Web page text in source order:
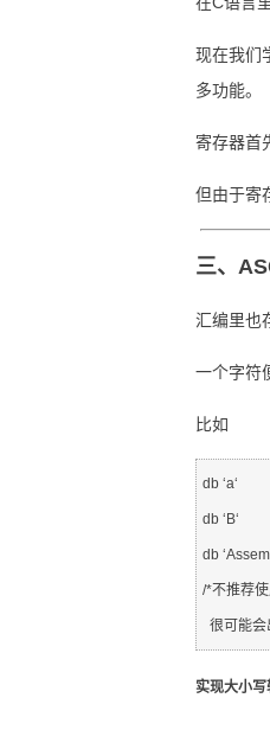
现在我们
多功能。
寄存器首
但由于寄
三、
汇编里也
一个字符
比如
db ‘a‘
db ‘B‘
db
/*不推荐
实现大小写